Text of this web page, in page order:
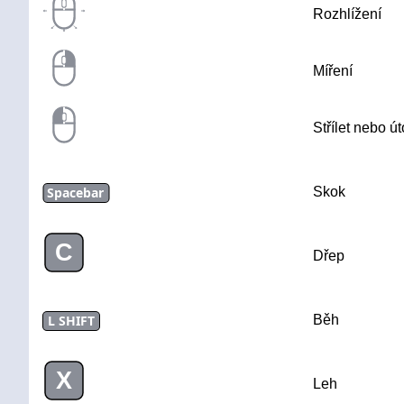
Rozhlížení
Míření
Střílet nebo
Spacebar Skok
C Dřep
L SHIFT Běh
X Leh